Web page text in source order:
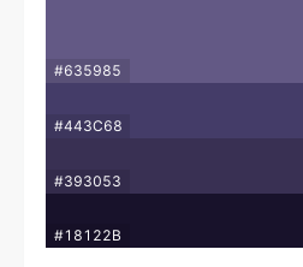
#635985
#443C68
#393053
#18122B